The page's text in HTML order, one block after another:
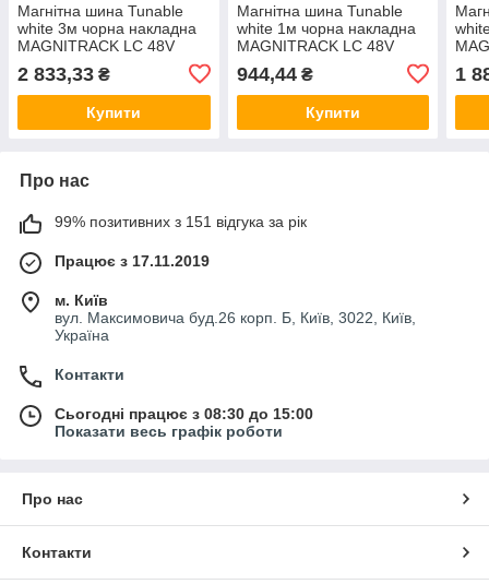
Магнітна шина Tunable
white 3м чорна накладна
MAGNITRACK LC 48V
LTRTunable white-MT430-
out
2 833,33 ₴
Купити
Магнітна шина Tunable
white 1м чорна накладна
MAGNITRACK LC 48V
944,44₴
Купити
1
Про нас
99% позитивних з 151 відгука за рік
Працює з 17.11.2019
м. Київ
вул. Максимовича буд.26 корп. Б, Київ, 3022, Київ,
Україна
Контакти
Сьогодні працює з 08:30 до 15:00
Показати весь графік роботи
Про нас
Контакти